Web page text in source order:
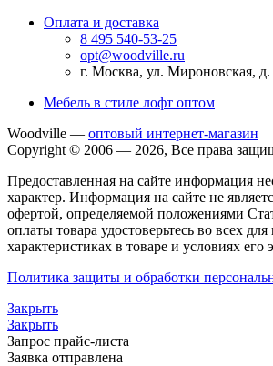
Оплата и доставка
8 495 540-53-25
opt@woodville.ru
г. Москва, ул. Мироновская, д.
Мебель в стиле лофт оптом
Woodville — оптовый интернет-магазин
Copyright © 2006 — 2026, Все права
Предоставленная на сайте информация
характер. Информация на сайте не
офертой, определяемой положениями
оплаты товара удостоверьтесь во всех
характеристиках в товаре и условиях его
Политика защиты и обработки
Закрыть
Закрыть
Запрос прайс-листа
Заявка отправлена